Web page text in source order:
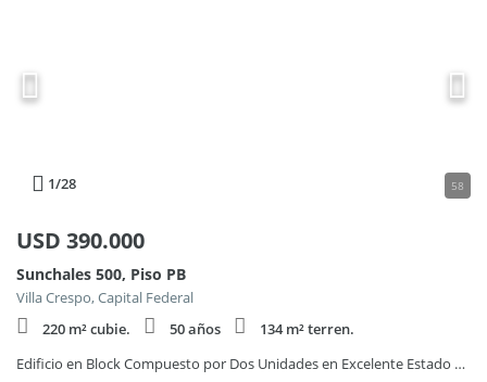
1/28 58
USD 390.000
Sunchales 500, Piso PB
Villa Crespo, Capital Federal
220 m² cubie.
50 años
134 m² terren.
Edificio en Block Compuesto por Dos Unidades en Excelente Estado 220 m Cub